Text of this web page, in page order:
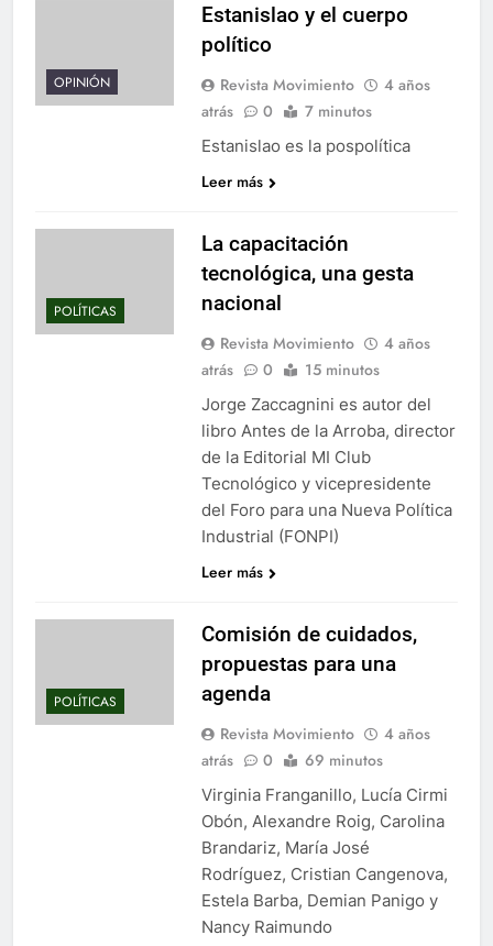
OPINIÓN
Estanislao y el cuerpo
político
Revista Movimiento
4 años
atrás
0 7 minutos
Estanislao es la pospolítica
Leer más
POLÍTICAS
La capacitación
tecnológica, una gesta
nacional
Revista Movimiento
4 años
atrás
0 15 minutos
Jorge Zaccagnini es autor del
libro Antes de la Arroba, director
de la Editorial MI Club
Tecnológico y vicepresidente
del Foro para una Nueva Política
Industrial (FONPI)
Leer más
POLÍTICAS
Comisión de cuidados,
propuestas para una
agenda
Revista Movimiento
4 años
atrás
0 69 minutos
Virginia Franganillo, Lucía Cirmi
Obón, Alexandre Roig, Carolina
Brandariz, María José
Rodríguez, Cristian Cangenova,
Estela Barba, Demian Panigo y
Nancy Raimundo